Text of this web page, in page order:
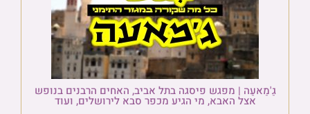
גַ'מַאעַה | מפגש פיסגה בתל אביב, האחים הרבנים בנופש
אצל האבא, מי הגיע מכפר סבא לירושלים, ועוד